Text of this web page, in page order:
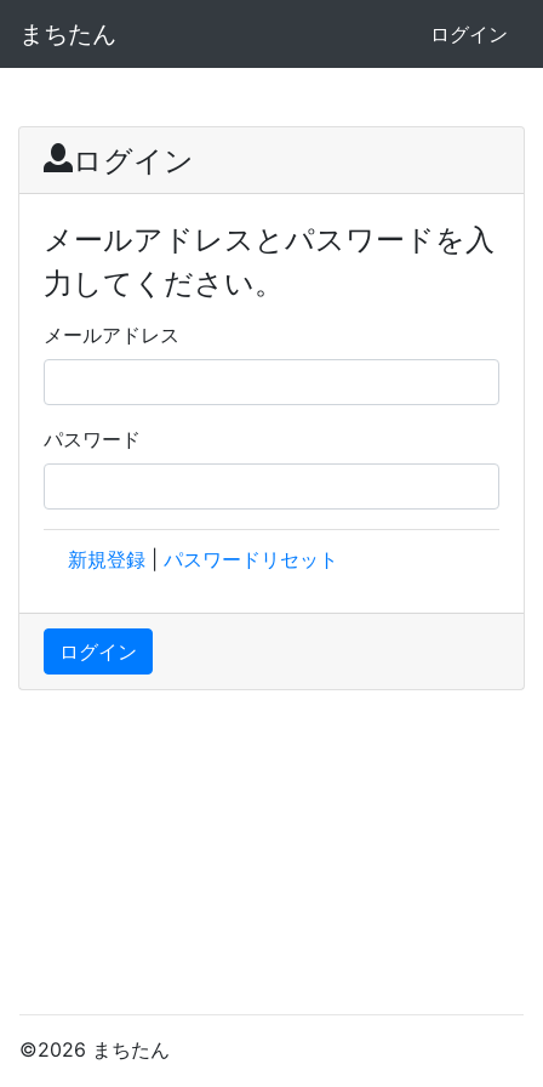
まちたん ログイン
ログイン
メールアドレスとパスワードを入
力してください。
メールアドレス
パスワード
新規登録 パスワードリセット
ログイン
©2026 まちたん